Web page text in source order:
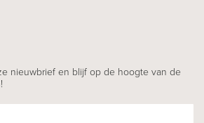
nieuwbrief en blijf op de hoogte van de